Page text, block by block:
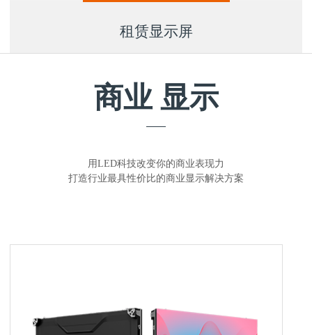
租赁显示屏
商业 显示
用LED科技改变你的商业表现力
打造行业最具性价比的商业显示解决方案